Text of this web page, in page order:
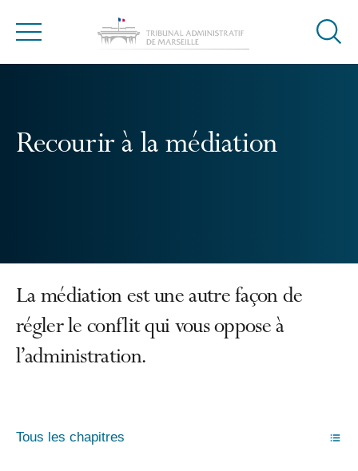
Menu
Ouvrir
Recourir à la médiation
La médiation est une autre façon de
régler le conflit qui vous oppose à
l’administration.
Tous les chapitres